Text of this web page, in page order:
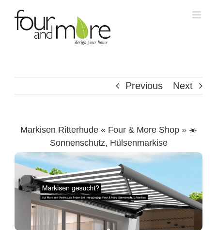
Previous Next
Markisen Ritterhude « Four & More Shop » ☀️
Sonnenschutz, Hülsenmarkise